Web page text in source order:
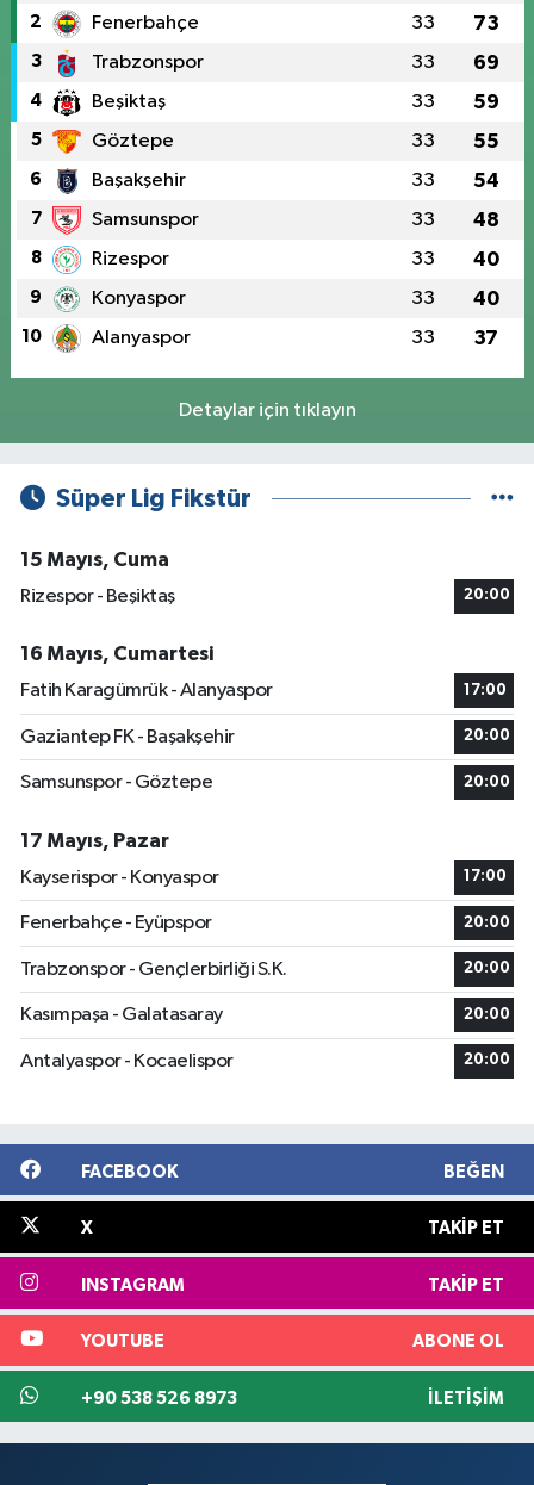
2 Fenerbahçe 33 73
3 Trabzonspor 33 69
4 Beşiktaş 33 59
5 Göztepe 33 55
6 Başakşehir 33 54
7 Samsunspor 33 48
8 Rizespor 33 40
9 Konyaspor 33 40
10 Alanyaspor 33 37
Detaylar için tıklayın
Süper Lig Fikstür
15 Mayıs, Cuma
Rizespor - Beşiktaş
20:00
16 Mayıs, Cumartesi
Fatih Karagümrük - Alanyaspor
17:00
Gaziantep FK - Başakşehir 20:00
Samsunspor - Göztepe 20:00
17 Mayıs, Pazar
Kayserispor - Konyaspor
17:00
Fenerbahçe - Eyüpspor 20:00
Trabzonspor - Gençlerbirliği S.K. 20:00
Kasımpaşa - Galatasaray 20:00
Antalyaspor - Kocaelispor 20:00
FACEBOOK BEĞEN
X TAKIP ET
INSTAGRAM TAKIP ET
YOUTUBE ABONE OL
+90 538 526 8973 İLETIŞIM